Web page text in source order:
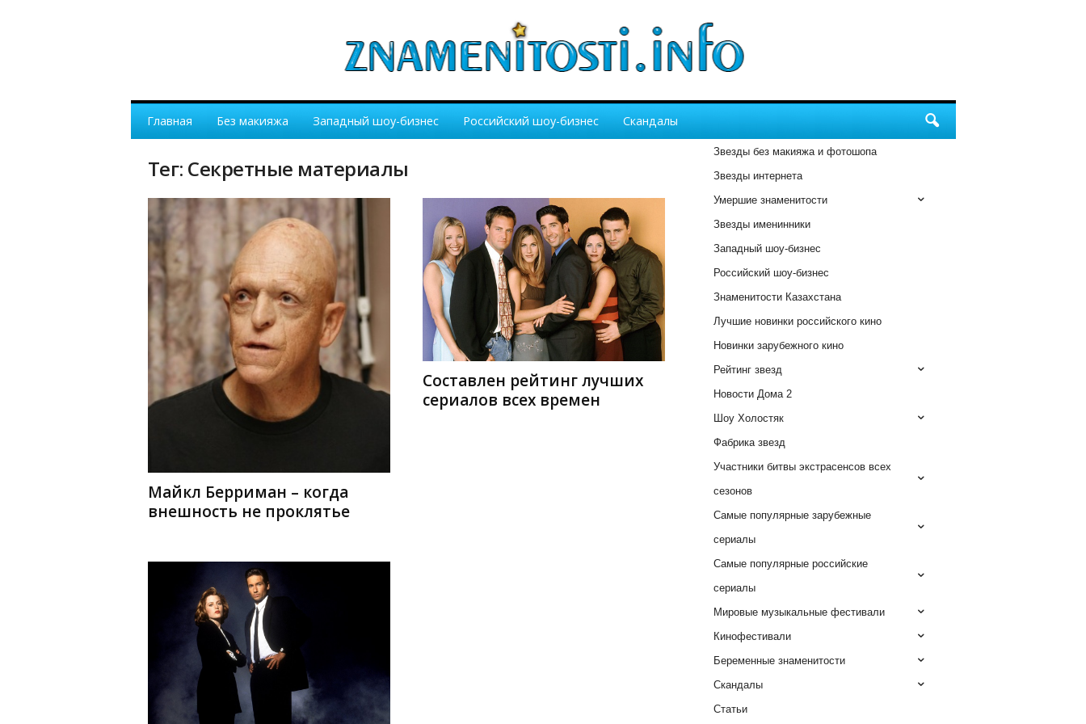
Главная Без макияжа Западный шоу-бизнес Российский шоу-бизнес Скандалы
Тег: Секретные материалы
Майкл Берриман – когда
внешность не проклятье
Составлен рейтинг лучших
сериалов всех времен
Звезды без макияжа и фотошопа
Звезды интернета
Умершие знаменитости
Звезды именинники
Западный шоу-бизнес
Российский шоу-бизнес
Знаменитости Казахстана
Лучшие новинки российского кино
Новинки зарубежного кино
Рейтинг звезд
Новости Дома 2
Шоу Холостяк
Фабрика звезд
Участники битвы экстрасенсов всех
сезонов
Самые популярные зарубежные
сериалы
Самые популярные российские
сериалы
Мировые музыкальные фестивали
Кинофестивали
Беременные знаменитости
Скандалы
Статьи